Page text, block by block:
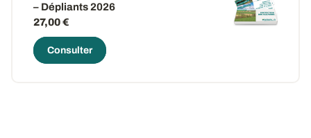
– Dépliants 2026
27,00 €
Consulter